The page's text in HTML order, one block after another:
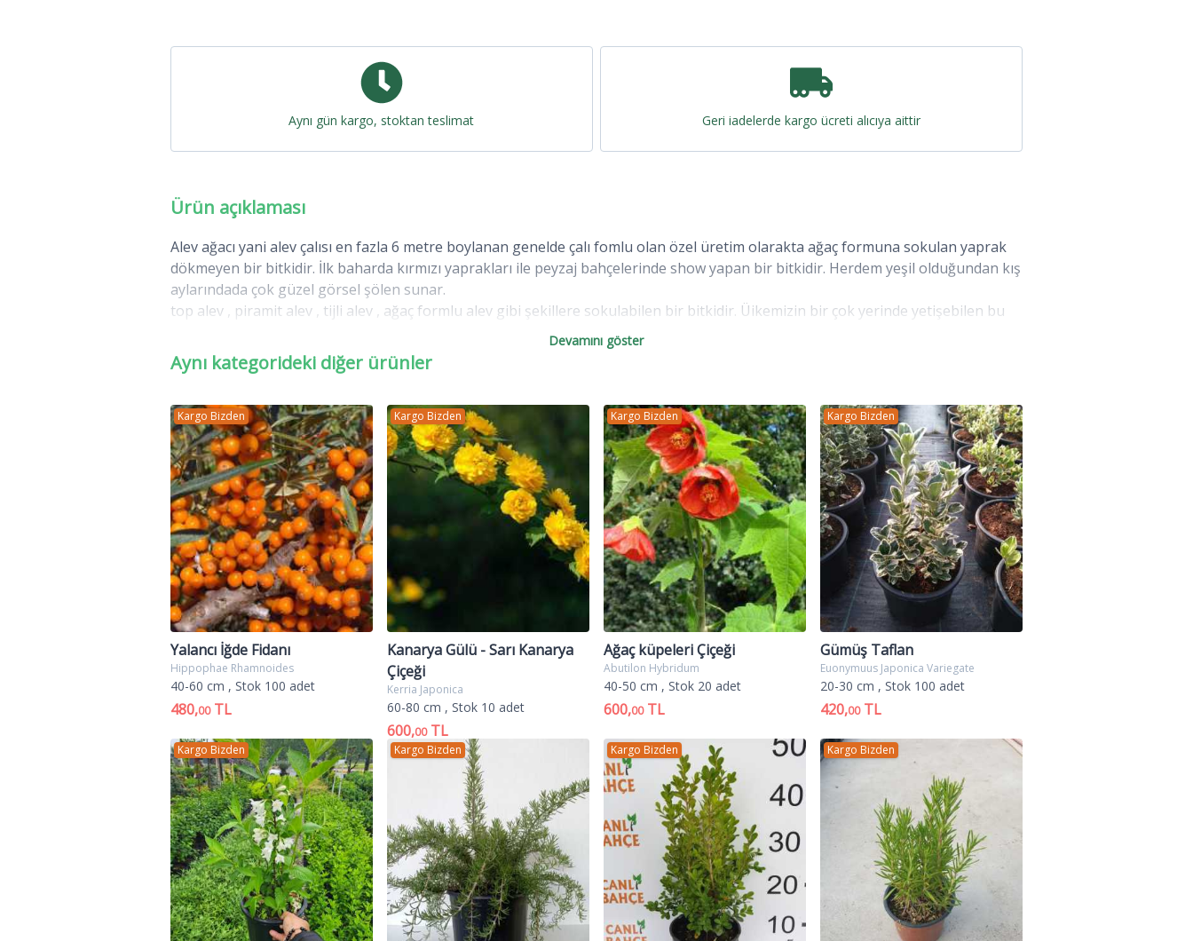
Aynı gün kargo, stoktan teslimat Geri iadelerde kargo ücreti alıcıya aittir
Ürün açıklaması
Alev ağacı yani alev çalısı en fazla 6 metre boylanan genelde çalı fomlu olan özel üretim olarakta ağaç formuna sokulan yaprak
dökmeyen bir bitkidir. İlk baharda kırmızı yaprakları ile peyzaj bahçelerinde show yapan bir bitkidir. Herdem yeşil olduğundan kış
aylarındada çok güzel görsel şölen sunar.
top alev , piramit alev , tijli alev , ağaç formlu alev gibi şekillere sokulabilen bir bitkidir. Üikemizin bir çok yerinde yetişebilen bu
Photinia serrulata Red Robin - Alev Ağacı ya ağaç ya da çalı şeklinde gelişen, 3 - 15 metre boya varan ve dengesiz bir tac
genişliktedir.
Photinia serrulata Red Robin herdem yeşildir, bazı türleri ama yapraklarını döker. Photinia erken yazda sık duran salkımlarda
çiçekler geliştirir. Her çiçeğin çapı 5-10 mm'eye varır ve 5 tane beyaz yuvarlak çiçek yaprağından oluşur.
Çiçekler hoş bir koku yayar. Ufak elma formundaki meyveleri 4-12 mm kutura varan meyveleri bolca gelişir. Meyveler
sonbaharda olgunlaşır ve kışa kadar tek tük ağacın üzerinde görülür.
alev çalısı,alev ağacı,çalı türleri,Photinia fraseri 'Red Robin'alev ağacı fiyatları,satılık alev ağacı,satılık alev çalısı,alev çalısı fiyat,alev
ağacı satışı,alev ağacı satış,alev ağacı fiyat,alev ağacı fidanı,alev ağacı fidanı satış,alev ağacı bitkisi,alev ağacı,alev çalısı satış,alev
çalısı fiyati,alev çalısı,bitkisi,alev bitkisi,alev çalısı fiyatları,alev çalısı,alev bitkisi
Devamını göster
Aynı kategorideki diğer ürünler
Kargo Bizden
Yalancı İğde Fidanı
Hippophae Rhamnoides
40-60 cm , Stok 100 adet
480,00TL
Kargo Bizden
Kanarya Gülü - Sarı Kanarya
Çiçeği
Kerria Japonica
60-80 cm , Stok 10 adet
600,00TL
Kargo Bizden
Ağaç küpeleri Çiçeği
Abutilon Hybridum
40-50 cm , Stok 20 adet
600,00TL
Kargo Bizden
Gümüş Taflan
Euonymuus Japonica Variegate
20-30 cm , Stok 100 adet
420,00TL
Kargo Bizden Kargo Bizden Kargo Bizden Kargo Bizden